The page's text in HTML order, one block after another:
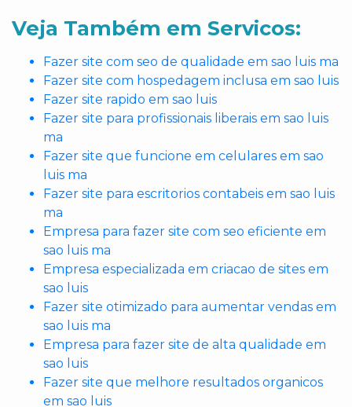
Veja Também em Servicos:
Fazer site com seo de qualidade em sao luis ma
Fazer site com hospedagem inclusa em sao luis
Fazer site rapido em sao luis
Fazer site para profissionais liberais em sao luis
ma
Fazer site que funcione em celulares em sao
luis ma
Fazer site para escritorios contabeis em sao luis
ma
Empresa para fazer site com seo eficiente em
sao luis ma
Empresa especializada em criacao de sites em
sao luis
Fazer site otimizado para aumentar vendas em
sao luis ma
Empresa para fazer site de alta qualidade em
sao luis
Fazer site que melhore resultados organicos
em sao luis